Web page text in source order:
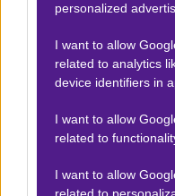
personalized
I want to allow
related to analytics
device identifiers in
I want to allow
related to
I want to allow
Αγωνιστικά Νέα
Στο Κύπελλο
έναν βαθμό σε τρία
καθιστά τον αγώνα
την πρόκριση στην
βλέπει τον αγώνα